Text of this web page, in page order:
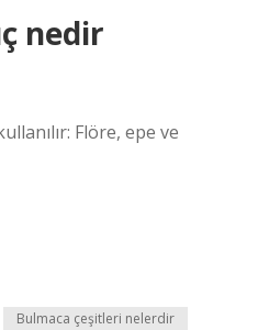
nedir
Flöre, epe ve
Bulmaca çeşitleri nelerdir